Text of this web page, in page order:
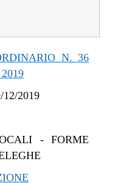
N. 36
12/2019
- FORME